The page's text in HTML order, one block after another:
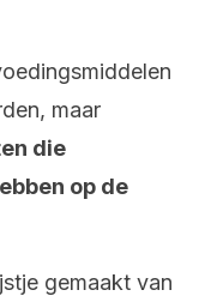
maar
die
op de
gemaakt van